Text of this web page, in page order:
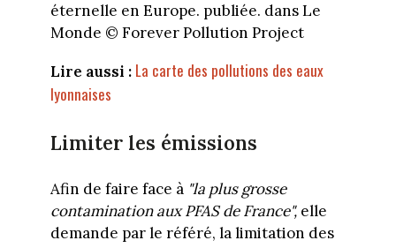
éternelle en Europe. publiée. dans Le
Monde © Forever Pollution Project
Lire aussi : La carte des pollutions des eaux
lyonnaises
Limiter les émissions
Afin de faire face à "la plus grosse
contamination aux PFAS de France", elle
demande par le référé, la limitation des